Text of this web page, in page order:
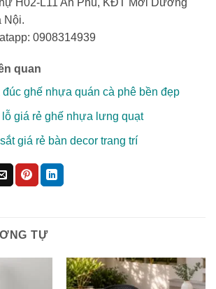
Nội.
0908314939
quan
ghế nhựa quán cà phê bền đẹp
giá rẻ ghế nhựa lưng quạt
giá rẻ bàn decor trang trí
TỰ